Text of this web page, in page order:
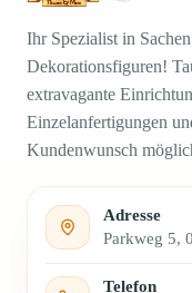
Ihr Spezialist in
Dekorationsfiguren!
extravagante
Einzelanfertigungen
Kundenwunsch
Adresse
Parkweg 5,
Telefon